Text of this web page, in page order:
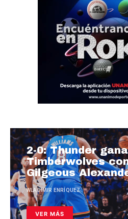
2-0: Thunder
Timberwolves
Gilgeous
WLADIMIR ENRÍQUEZ
VER MÁS